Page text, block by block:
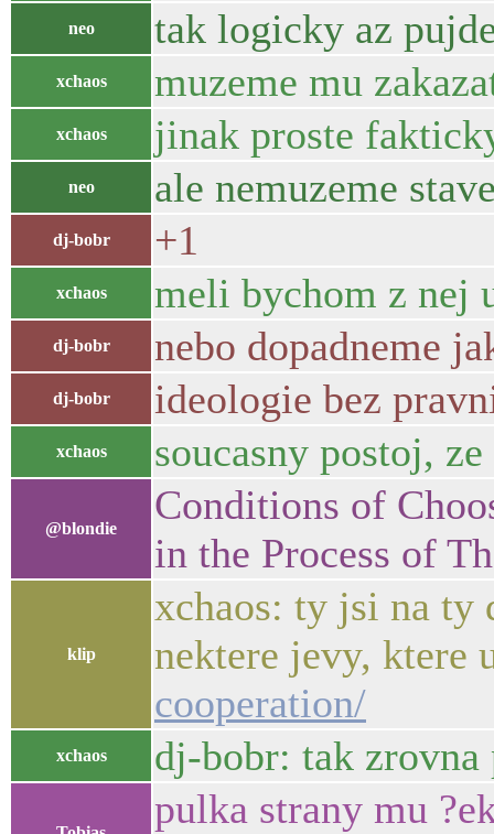
neo tak logicky az
xchaos muzeme mu
xchaos jinak proste
neo ale nemuzeme
dj-bobr +1
xchaos meli bychom z nej
dj-bobr nebo dopadneme
dj-bobr ideologie bez
xchaos soucasny postoj,
@blondie
Conditions of
in the Process of
klip
xchaos: ty jsi na ty
nektere jevy, ktere
cooperation/
xchaos dj-bobr: tak zrovna
pulka strany mu